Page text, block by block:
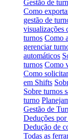
Gestão de
Como
gestão de
visualizações
turnos Como
gerenciar
automáticos
turnos Como
Como
em Shifts
Sobre turnos
turno
Gestão de
Deduções por
Dedução de
Todas as